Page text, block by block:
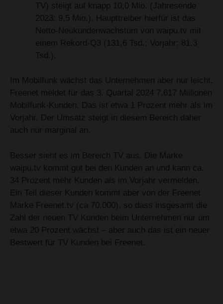
TV) steigt auf knapp 10,0 Mio. (Jahresende
2023: 9,5 Mio.). Haupttreiber hierfür ist das
Netto-Neukundenwachstum von waipu.tv mit
einem Rekord-Q3 (131,6 Tsd.; Vorjahr: 81,3
Tsd.).
Im Mobilfunk wächst das Unternehmen aber nur leicht.
Freenet meldet für das 3. Quartal 2024 7,617 Millionen
Mobilfunk-Kunden. Das ist etwa 1 Prozent mehr als im
Vorjahr. Der Umsatz steigt in diesem Bereich daher
auch nur marginal an.
Besser sieht es im Bereich TV aus. Die Marke
waipu.tv kommt gut bei den Kunden an und kann ca.
34 Prozent mehr Kunden als im Vorjahr vermelden.
Ein Teil dieser Kunden kommt aber von der Freenet
Marke Freenet.tv (ca 70.000), so dass insgesamt die
Zahl der neuen TV Kunden beim Unternehmen nur um
etwa 20 Prozent wächst – aber auch das ist ein neuer
Bestwert für TV Kunden bei Freenet.